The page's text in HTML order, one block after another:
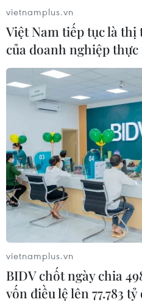
vietnamplus.vn
Việt Nam tiếp tục là
của doanh nghiệp thực
vietnamplus.vn
BIDV chốt ngày chia
vốn điều lệ lên 77.783